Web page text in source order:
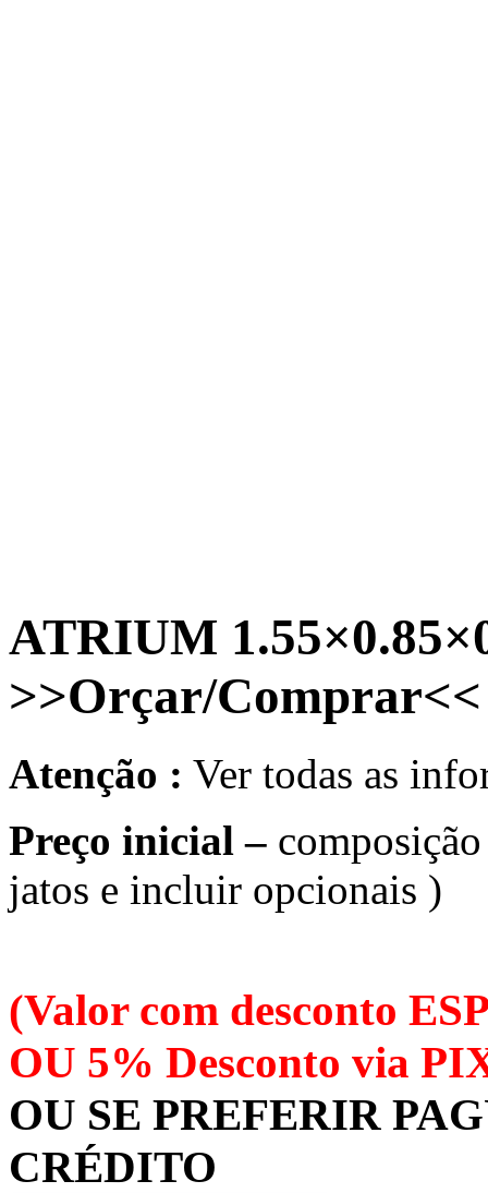
ATRIUM
>>Orçar/Comprar<<
Atenção : Ver todas as
Preço inicial –
jatos e incluir opcionais )
(Valor com desconto
OU 5% Desconto via
OU SE PREFERIR
CRÉDITO